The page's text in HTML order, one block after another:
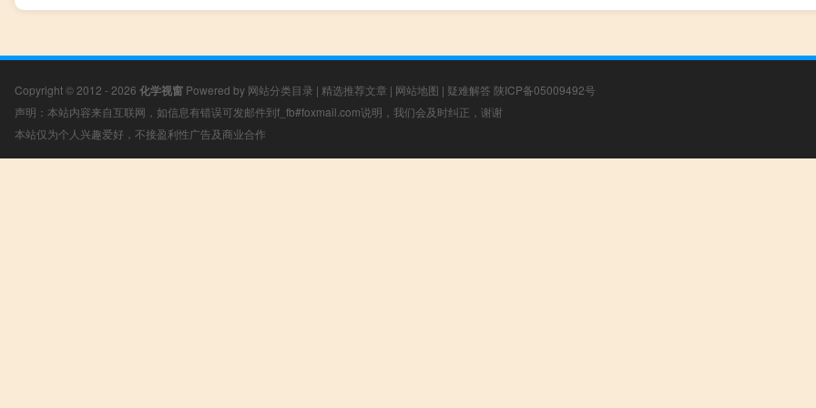
Copyright © 2012 - 2026 化学视窗 Powered by 网站分类目录 | 精选推荐文章 | 网站地图 | 疑难解答 陕ICP备05009492号
声明：本站内容来自互联网，如信息有错误可发邮件到f_fb#foxmail.com说明，我们会及时纠正，谢谢
本站仅为个人兴趣爱好，不接盈利性广告及商业合作